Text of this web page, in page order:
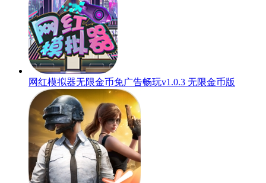
网红模拟器无限金币免广告畅玩v1.0.3 无限金币版